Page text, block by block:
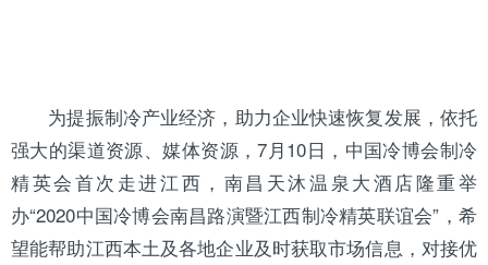
为提振制冷产业经济，助力企业快速恢复发展，依托
强大的渠道资源、媒体资源，7月10日，中国冷博会制冷
精英会首次走进江西，南昌天沐温泉大酒店隆重举
办“2020中国冷博会南昌路演暨江西制冷精英联谊会”，希
望能帮助江西本土及各地企业及时获取市场信息，对接优